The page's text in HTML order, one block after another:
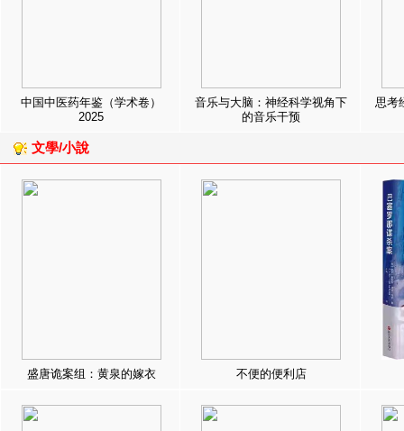
中国中医药年鉴（学术卷）
2025
音乐与大脑：神经科学视角下
的音乐干预
思考
文學/小說
盛唐诡案组：黄泉的嫁衣 不便的便利店